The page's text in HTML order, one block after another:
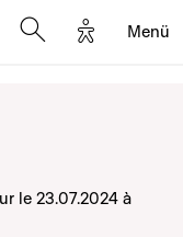
Options
Menü
le 23.07.2024 à